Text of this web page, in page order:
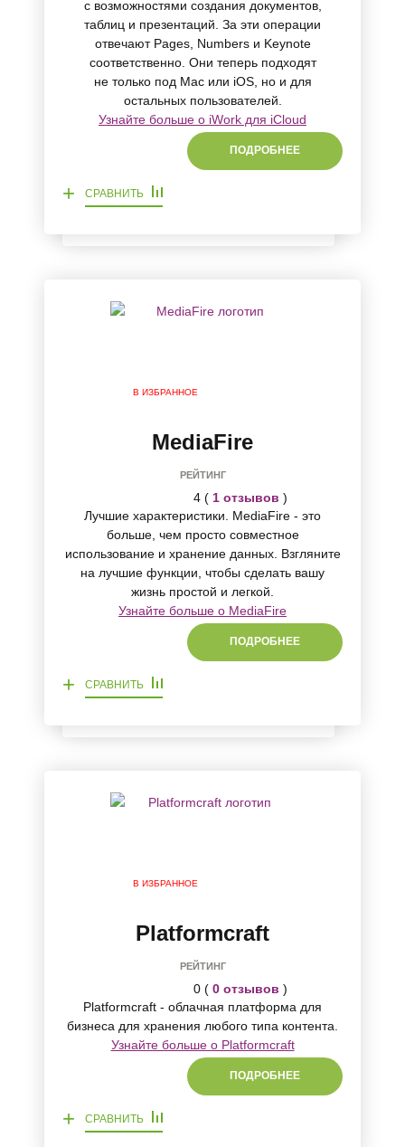
с возможностями создания документов,
таблиц и презентаций. За эти операции
отвечают Pages, Numbers и Keynote
соответственно. Они теперь подходят
не только под Mac или iOS, но и для
остальных пользователей.
Узнайте больше о iWork для iCloud
ПОДРОБНЕЕ
+ СРАВНИТЬ
В ИЗБРАННОЕ
MediaFire
РЕЙТИНГ
4 ( 1 отзывов )
Лучшие характеристики. MediaFire - это
больше, чем просто совместное
использование и хранение данных. Взгляните
на лучшие функции, чтобы сделать вашу
жизнь простой и легкой.
Узнайте больше о MediaFire
ПОДРОБНЕЕ
+ СРАВНИТЬ
В ИЗБРАННОЕ
Platformcraft
РЕЙТИНГ
0 ( 0 отзывов )
Platformcraft - облачная платформа для
бизнеса для хранения любого типа контента.
Узнайте больше о Platformcraft
ПОДРОБНЕЕ
+ СРАВНИТЬ